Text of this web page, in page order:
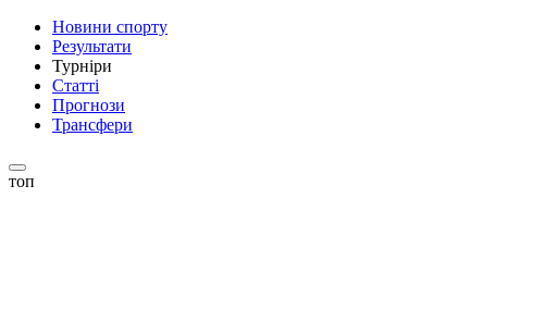
Новини спорту
Результати
Турніри
Статті
Прогнози
Трансфери
топ